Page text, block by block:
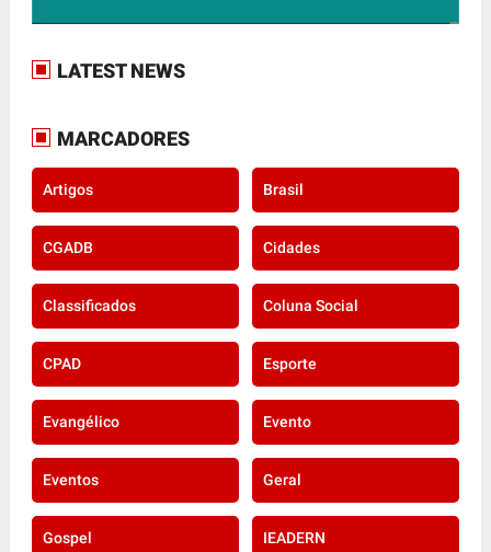
LATEST NEWS
MARCADORES
Artigos Brasil
CGADB Cidades
Classificados Coluna Social
CPAD Esporte
Evangélico Evento
Eventos Geral
Gospel IEADERN